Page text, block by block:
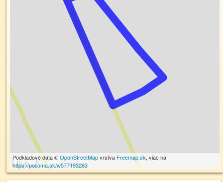
10 m
Podkladové dáta ©OpenStreetMapvrstva Freemap.sk, viac na
https://poi.oma.sk/w577193263